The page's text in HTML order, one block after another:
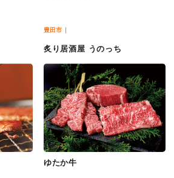
豊田市
炙り居酒屋 うのっち
ゆたか牛